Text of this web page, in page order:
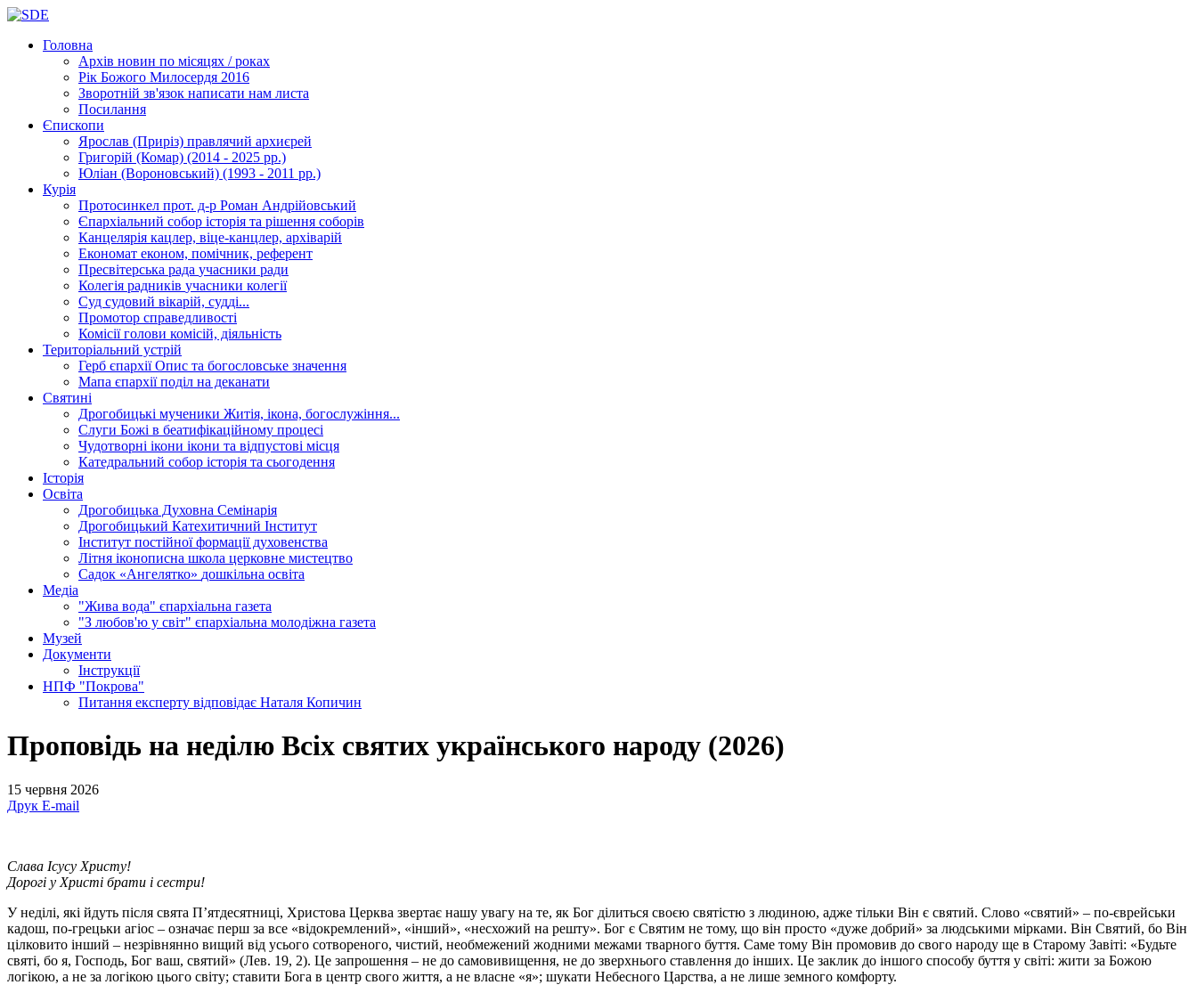
Головна
Архів новин по місяцях / роках
Рік Божого Милосердя 2016
Зворотній зв'язок написати нам листа
Посилання
Єпископи
Ярослав (Приріз) правлячий архиєрей
Григорій (Комар) (2014 - 2025 рр.)
Юліан (Вороновський) (1993 - 2011 рр.)
Курія
Протосинкел прот. д-р Роман Андрійовський
Єпархіальний собор історія та рішення соборів
Канцелярія кацлер, віце-канцлер, архіварій
Економат економ, помічник, референт
Пресвітерська рада учасники ради
Колегія радників учасники колегії
Суд судовий вікарій, судді...
Промотор справедливості
Комісіїголови комісій, діяльність
Територіальний устрій
Герб єпархіїОпис та богословське значення
Мапа єпархіїподіл на деканати
Святині
Дрогобицькі мученики Житія, ікона, богослужіння...
Слуги Божі в беатифікаційному процесі
Чудотворні ікони ікони та відпустові місця
Катедральний собор історія та сьогодення
Історія
Освіта
Дрогобицька Духовна Семінарія
Дрогобицький Катехитичний Інститут
Інститут постійної формації духовенства
Літня іконописна школа церковне мистецтво
Садок «Ангелятко» дошкільна освіта
Медіа
"Жива вода" єпархіальна газета
"З любов'ю у світ" єпархіальна молодіжна газета
Музей
Документи
Інструкції
НПФ "Покрова"
Питання експерту відповідає Наталя Копичин
Проповідь на неділю Всіх святих українського народу (2026)
15 червня 2026
Друк E-mail
Слава Ісусу Христу!
Дорогі у Христі брати і сестри!
У неділі, які йдуть після свята П’ятдесятниці, Христова Церква звертає нашу увагу на те, як Бог ділиться своєю святістю з людиною, адже тільки Він є святий. Слово «святий» – по-єврейськи
кадош, по-грецьки агіос – означає перш за все «відокремлений», «інший», «несхожий на решту». Бог є Святим не тому, що він просто «дуже добрий» за людськими мірками. Він Святий, бо Він
цілковито інший – незрівнянно вищий від усього сотвореного, чистий, необмежений жодними межами тварного буття. Саме тому Він промовив до свого народу ще в Старому Завіті: «Будьте
святі, бо я, Господь, Бог ваш, святий» (Лев. 19, 2). Це запрошення – не до самовивищення, не до зверхнього ставлення до інших. Це заклик до іншого способу буття у світі: жити за Божою
логікою, а не за логікою цього світу; ставити Бога в центр свого життя, а не власне «я»; шукати Небесного Царства, а не лише земного комфорту.